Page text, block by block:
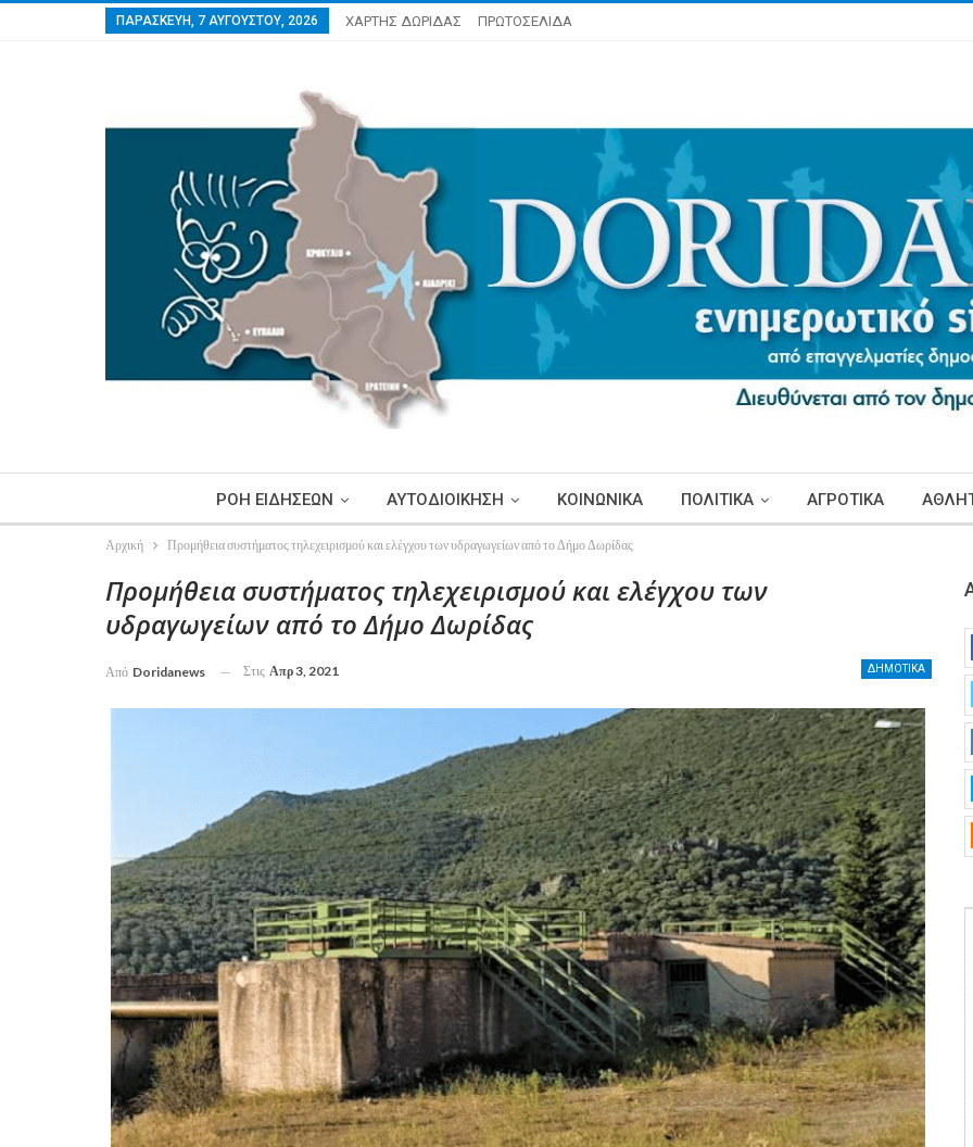
ΠΑΡΑΣΚΕΥΉ, 7 ΑΥΓΟΎΣΤΟΥ, 2026 ΧΑΡΤΗΣ ΔΩΡΙΔΑΣ ΠΡΩΤΟΣΕΛΙΔΑ
ΡΟΗ ΕΙΔΗΣΕΩΝ ΑΥΤΟΔΙΟΙΚΗΣΗ ΚΟΙΝΩΝΙΚΑ ΠΟΛΙΤΙΚΑ ΑΓΡΟΤΙΚΑ
Αρχική Προμήθεια συστήματος τηλεχειρισμού και ελέγχου των υδραγωγείων από το Δήμο Δωρίδας
Προμήθεια συστήματος τηλεχειρισμού και ελέγχου των
υδραγωγείων από το Δήμο Δωρίδας
ΔΗΜΟΤΙΚΑ
Από Doridanews Στις Απρ 3, 2021